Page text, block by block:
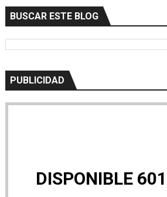
BUSCAR ESTE BLOG
PUBLICIDAD
DISPONIBLE